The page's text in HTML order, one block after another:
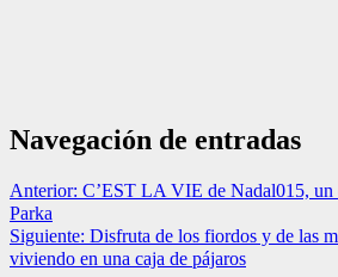
Navegación de entradas
Anterior: C’EST LA VIE de Nadal015, un
Parka
Siguiente: Disfruta de los fiordos y de las
viviendo en una caja de pájaros